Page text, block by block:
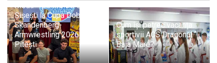
Medalii pentru CS Unirea
Șișești la Cupa Dobrin
Skandenberg-
Armwrestling 2026 de la
Pitești
Cum își petrec vacanța
sportivii ACS Dragonul
Baia Mare?